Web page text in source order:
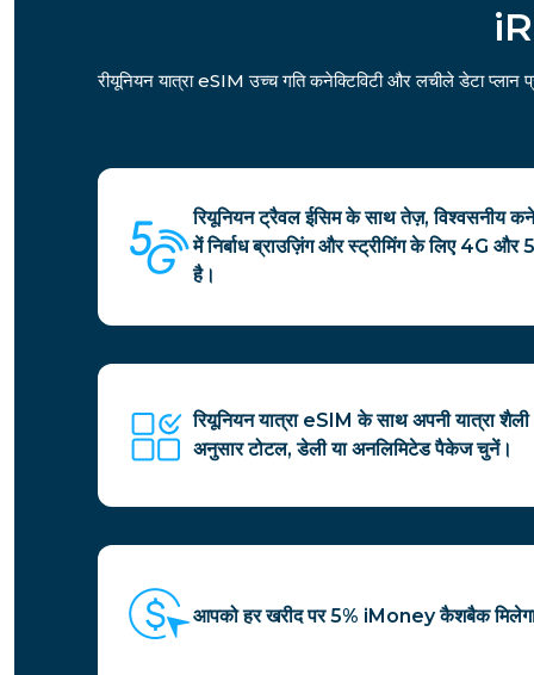
रीयूनियन यात्रा eSIM उच्च गति कनेक्टिविटी और लचीले डेटा
रियूनियन ट्रैवल ईसिम के साथ तेज़, विश्वसनीय
में निर्बाध ब्राउज़िंग और स्ट्रीमिंग के लिए 4G और
है।
रियूनियन यात्रा eSIM के साथ अपनी यात्रा
अनुसार टोटल, डेली या अनलिमिटेड पैकेज चुनें।
आपको हर खरीद पर 5% iMoney कैशबैक